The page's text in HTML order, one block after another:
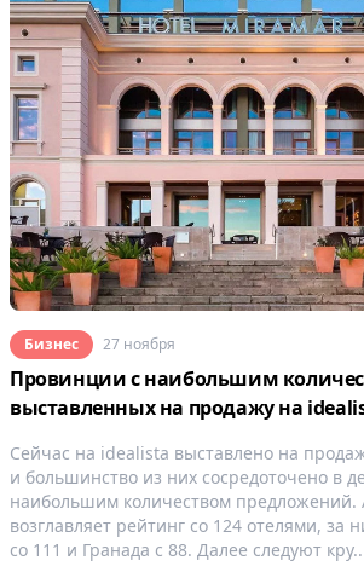
Бизнес 27 ноября
Провинции с наибольшим
выставленных на продажу на
Сейчас на idealista выставлено на
и большинство из них сосредоточено в
наибольшим количеством предложений.
возглавляет рейтинг со 124 отелями, за
со 111 и Гранада с 88. Далее следуют